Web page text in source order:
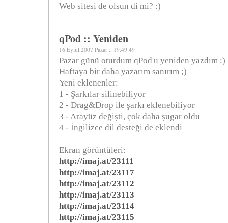
Web sitesi de olsun di mi? :)
qPod :: Yeniden
16.Eylül.2007 Pazar :: 19:49:49
Pazar günü oturdum qPod'u yeniden yazdım :)
Haftaya bir daha yazarım sanırım ;)
Yeni eklenenler:
1 - Şarkılar silinebiliyor
2 - Drag&Drop ile şarkı eklenebiliyor
3 - Arayüz değişti, çok daha şugar oldu
4 - İngilizce dil desteği de eklendi
Ekran görüntüleri:
http://imaj.at/23111
http://imaj.at/23117
http://imaj.at/23112
http://imaj.at/23113
http://imaj.at/23114
http://imaj.at/23115